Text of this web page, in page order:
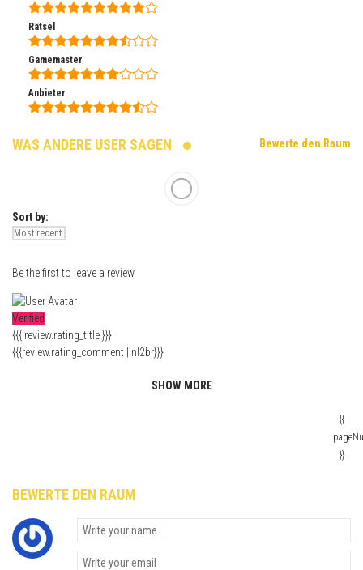
Rätsel
Gamemaster
Anbieter
WAS ANDERE USER SAGEN Bewerte den Raum
Sort by:
Be the first to leave a review.
Verified
{{{ review.rating_title }}}
{{{review.rating_comment | nl2br}}}
SHOW MORE
{{
}}
BEWERTE DEN RAUM